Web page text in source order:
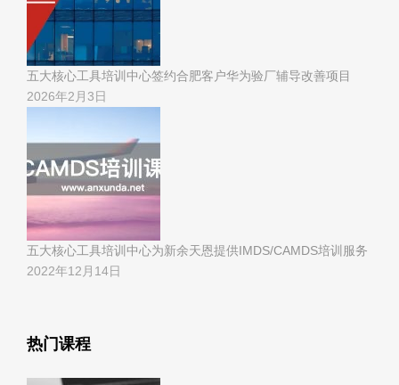
五大核心工具培训中心签约合肥客户华为验厂辅导改善项目
2026年2月3日
五大核心工具培训中心为新余天恩提供IMDS/CAMDS培训服务
2022年12月14日
热门课程